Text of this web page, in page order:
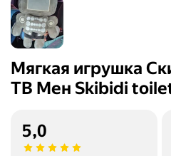
Мягкая игрушка
ТВ Мен Skibidi
5,0